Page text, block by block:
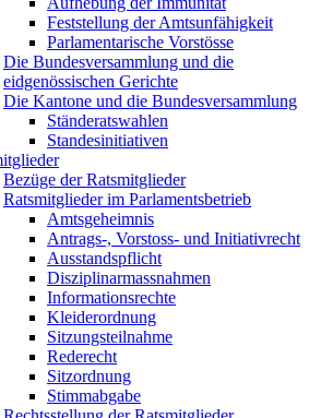
Feststellung der Amtsunfähigkeit
Parlamentarische Vorstösse
Die Bundesversammlung und die
eidgenössischen Gerichte
Die Kantone und die Bundesversammlung
Ständeratswahlen
Standesinitiativen
Bezüge der Ratsmitglieder
Ratsmitglieder im Parlamentsbetrieb
Amtsgeheimnis
Antrags-, Vorstoss- und Initiativrecht
Ausstandspflicht
Disziplinarmassnahmen
Informationsrechte
Kleiderordnung
Sitzungsteilnahme
Rederecht
Sitzordnung
Stimmabgabe